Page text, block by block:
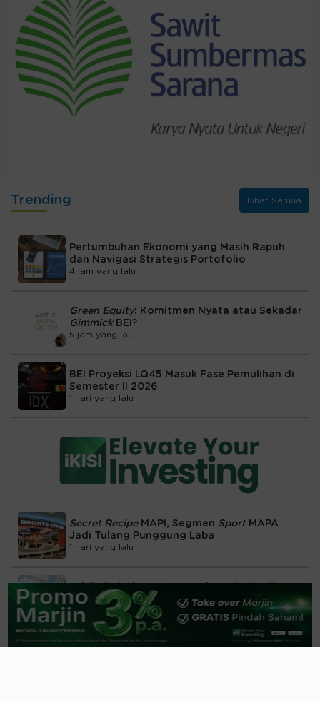
Trending Lihat Semua
Pertumbuhan Ekonomi yang Masih Rapuh
dan Navigasi Strategis Portofolio
4 jam yang lalu
Green Equity: Komitmen Nyata atau Sekadar
Gimmick BEI?
5 jam yang lalu
BEI Proyeksi LQ45 Masuk Fase Pemulihan di
Semester II 2026
1 hari yang lalu
Secret RecipeMAPI, Segmen Sport MAPA
Jadi Tulang Punggung Laba
1 hari yang lalu
Lebih dari Mie Instan, Bumbu Rahasia di
Balik Grup Indofood
1 hari yang lalu